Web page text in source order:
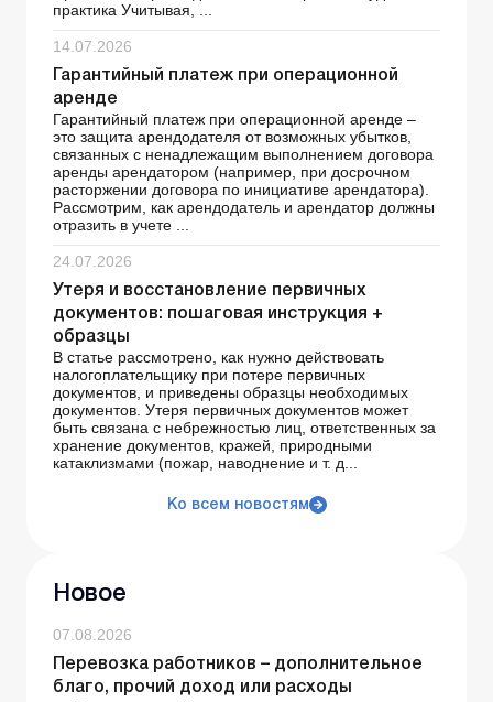
практика Учитывая, ...
14.07.2026
Гарантийный платеж при операционной
аренде
Гарантийный платеж при операционной аренде –
это защита арендодателя от возможных убытков,
связанных с ненадлежащим выполнением договора
аренды арендатором (например, при досрочном
расторжении договора по инициативе арендатора).
Рассмотрим, как арендодатель и арендатор должны
отразить в учете ...
24.07.2026
Утеря и восстановление первичных
документов: пошаговая инструкция +
образцы
В статье рассмотрено, как нужно действовать
налогоплательщику при потере первичных
документов, и приведены образцы необходимых
документов. Утеря первичных документов может
быть связана с небрежностью лиц, ответственных за
хранение документов, кражей, природными
катаклизмами (пожар, наводнение и т. д...
Ко всем новостям
Новое
07.08.2026
Перевозка работников – дополнительное
благо, прочий доход или расходы